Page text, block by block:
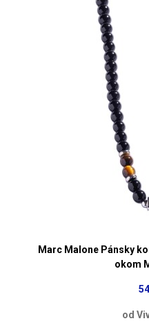
Marc Malone Pánsky
okom
od